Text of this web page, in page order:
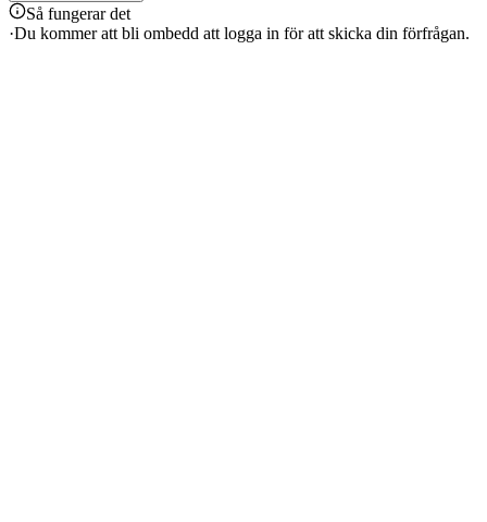
Så fungerar det
·Du kommer att bli ombedd att logga in för att skicka din förfrågan.